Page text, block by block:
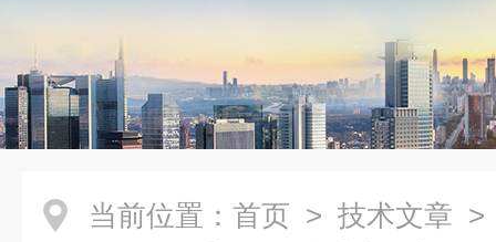
当前位置： 首页 > 技术文章 >